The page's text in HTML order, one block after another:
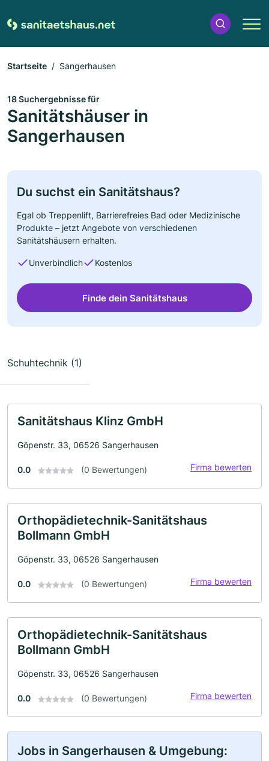
Startseite Sangerhausen
18 Suchergebnisse für
Sanitätshäuser in
Sangerhausen
Du suchst ein Sanitätshaus?
Egal ob Treppenlift, Barrierefreies Bad oder Medizinische
Produkte – jetzt Angebote von verschiedenen
Sanitätshäusern erhalten.
Unverbindlich Kostenlos
Finde dein Sanitätshaus
Schuhtechnik (1)
Sanitätshaus Klinz GmbH
Göpenstr. 33, 06526 Sangerhausen
0.0 (0 Bewertungen) Firma bewerten
Orthopädietechnik-Sanitätshaus
Bollmann GmbH
Göpenstr. 33, 06526 Sangerhausen
0.0 (0 Bewertungen) Firma bewerten
Orthopädietechnik-Sanitätshaus
Bollmann GmbH
Göpenstr. 33, 06526 Sangerhausen
0.0 (0 Bewertungen) Firma bewerten
Jobs in Sangerhausen & Umgebung: